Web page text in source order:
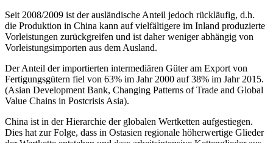
Seit 2008/2009 ist der ausländische Anteil jedoch rückläufig, d.h.
die Produktion in China kann auf vielfältigere im Inland produzierte
Vorleistungen zurückgreifen und ist daher weniger abhängig von
Vorleistungsimporten aus dem Ausland.
Der Anteil der importierten intermediären Güter am Export von
Fertigungsgütern fiel von 63% im Jahr 2000 auf 38% im Jahr 2015.
(Asian Development Bank, Changing Patterns of Trade and Global
Value Chains in Postcrisis Asia).
China ist in der Hierarchie der globalen Wertketten aufgestiegen.
Dies hat zur Folge, dass in Ostasien regionale höherwertige Glieder